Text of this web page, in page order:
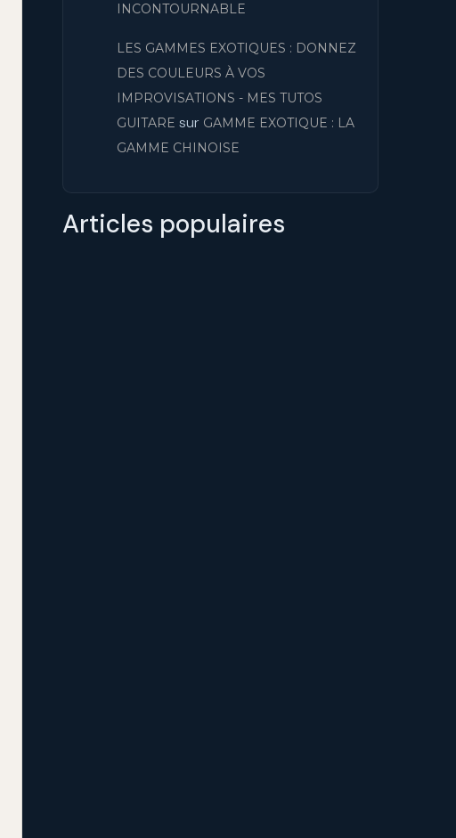
INCONTOURNABLE
LES GAMMES EXOTIQUES : DONNEZ
DES COULEURS À VOS
IMPROVISATIONS - MES TUTOS
GUITARE sur GAMME EXOTIQUE : LA
GAMME CHINOISE
Articles populaires